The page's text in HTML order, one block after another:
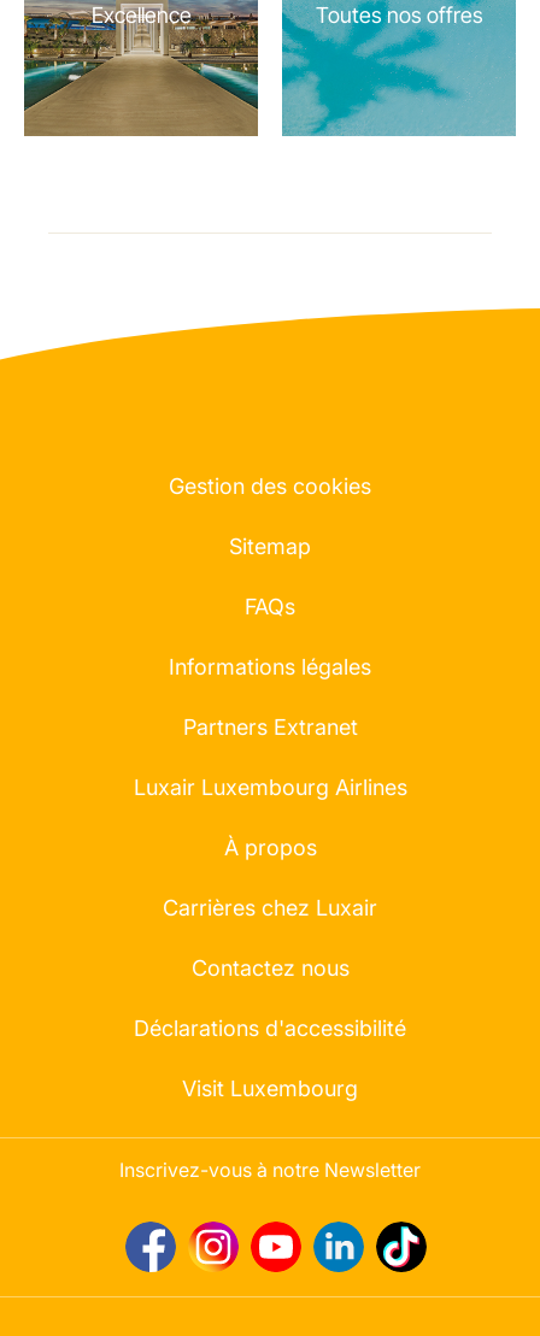
Excellence Toutes nos offres
Gestion des cookies
Sitemap
FAQs
Informations légales
Partners Extranet
Luxair Luxembourg Airlines
À propos
Carrières chez Luxair
Contactez nous
Déclarations d'accessibilité
Visit Luxembourg
Inscrivez-vous à notre Newsletter